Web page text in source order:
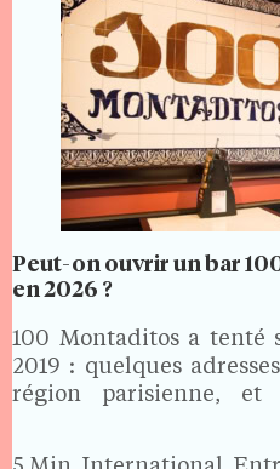
Peut-on ouvrir un bar
en 2026 ?
100 Montaditos a tenté
2019 : quelques
région parisienne, et
concrétisé. En 2026, la